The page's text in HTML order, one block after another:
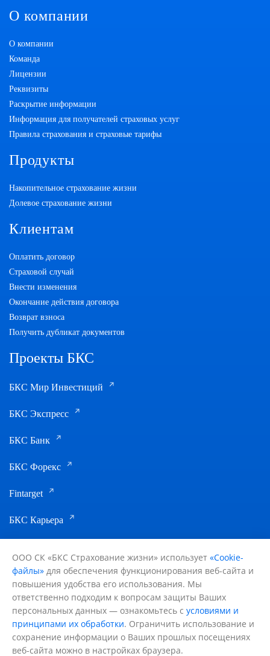
О компании
О компании
Команда
Лицензии
Реквизиты
Раскрытие информации
Информация для получателей страховых услуг
Правила страхования и страховые тарифы
Продукты
Накопительное страхование жизни
Долевое страхование жизни
Клиентам
Оплатить договор
Страховой случай
Внести изменения
Окончание действия договора
Возврат взноса
Получить дубликат документов
Проекты БКС
БКС Мир Инвестиций
БКС Экспресс
БКС Банк
БКС Форекс
Fintarget
БКС Карьера
Все споры, возникающие между сторонами
в процессе исполнения договора
страхования, разрешаются в досудебном
претензионном порядке: путем
условий договора страхования, а так же,
при взаимном согласии сторон, внесением
дополнений и изменений в договор
страхования.
№4365 от 01.11.2018 (без ограничения
срока действия)
Политика в отношении обработки
персональных данных
ООО СК «БКС Страхование жизни» использует «Cookie-
файлы» для обеспечения функционирования веб-сайта и
повышения удобства его использования. Мы
ответственно подходим к вопросам защиты Ваших
персональных данных — ознакомьтесь с условиями и
принципами их обработки. Ограничить использование и
сохранение информации о Ваших прошлых посещениях
веб-сайта можно в настройках браузера.